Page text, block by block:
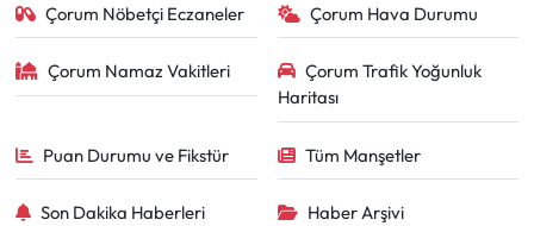
Çorum Nöbetçi Eczaneler Çorum Hava Durumu
Çorum Namaz Vakitleri
Çorum Trafik Yoğunluk
Haritası
Puan Durumu ve Fikstür Tüm Manşetler
Son Dakika Haberleri Haber Arşivi